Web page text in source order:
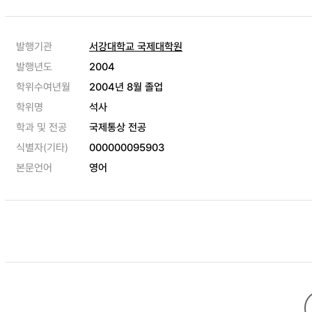
발행기관
서강대학교 국제대학원
발행년도
2004
학위수여년월
2004년 8월 졸업
학위명
석사
학과 및 전공
국제통상 전공
식별자(기타)
000000095903
본문언어
영어